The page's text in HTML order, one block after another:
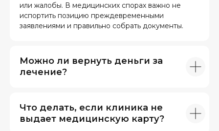
или жалобы. В медицинских спорах важно не
испортить позицию преждевременными
заявлениями и правильно собрать документы.
Можно ли вернуть деньги за
лечение?
Что делать, если клиника не
выдает медицинскую карту?